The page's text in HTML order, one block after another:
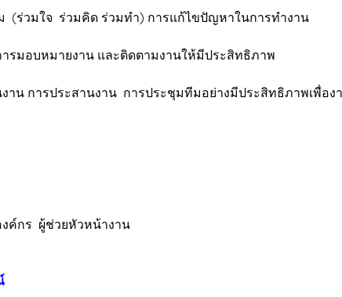
ร่วมใจ ร่วมคิด ร่วมทำ) การแก้ไขปัญหาในการทำงาน
มอบหมายงาน และติดตามงานให้มีประสิทธิภาพ
การประสานงาน การประชุมทีมอย่างมีประสิทธิภาพเพื่องา
ค์กร ผู้ช่วยหัวหน้างาน